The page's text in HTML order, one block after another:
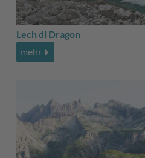
Lech dl Dragon
mehr